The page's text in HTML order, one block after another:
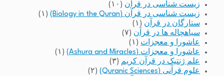
زیست شناسی در قرآن (۱۰)
زیست شناسی در قرآن (Biology in the Quran)
(۱)
ستارگان در قرآن (۱)
سیاهچاله ها در قرآن (۷)
عاشورا و معجزات (۱)
عاشورا و معجزات (Ashura and Miracles)
(۱)
علم ژنتیک در قرآن کریم (۳)
علوم قرآنی (Quranic Sciences)
(۲)